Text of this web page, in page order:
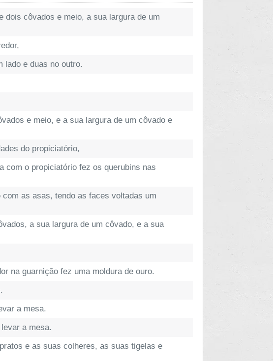
dois côvados e meio, a sua largura de um
lado e duas no outro.
e meio, e a sua largura de um côvado e
do propiciatório,
com o propiciatório fez os querubins nas
as asas, tendo as faces voltadas um
a sua largura de um côvado, e a sua
na guarnição fez uma moldura de ouro.
a mesa.
a mesa.
e as suas colheres, as suas tigelas e